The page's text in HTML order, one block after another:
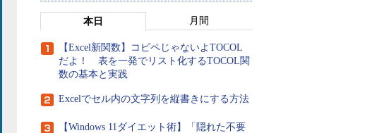
本日 月間
【Excel新関数】コピペじゃないよTOCOL
だよ！ 表を一発でリスト化するTOCOL関
数の基本と実践
Excelでセル内の文字列を縦書きにする方法
【Windows 11ダイエット術】「隠れた不要